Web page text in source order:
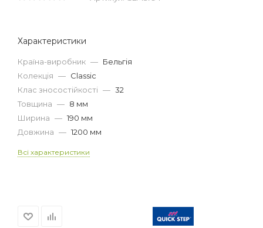
Характеристики
Країна-виробник — Бельгія
Колекція — Classic
Клас зносостійкості — 32
Товщина — 8 мм
Ширина — 190 мм
Довжина — 1200 мм
Всі характеристики